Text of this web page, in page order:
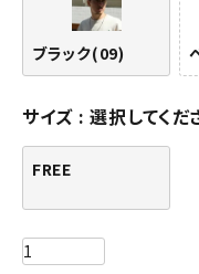
ブラック(09)
サイズ 選択してくだ
FREE